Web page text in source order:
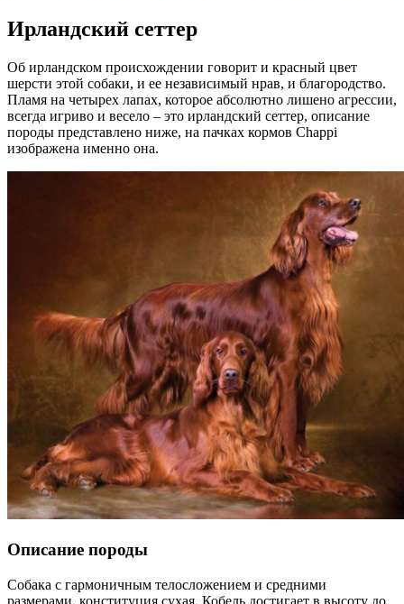
Ирландский сеттер
Об ирландском происхождении говорит и красный цвет
шерсти этой собаки, и ее независимый нрав, и благородство.
Пламя на четырех лапах, которое абсолютно лишено агрессии,
всегда игриво и весело – это ирландский сеттер, описание
породы представлено ниже, на пачках кормов Chappi
изображена именно она.
Описание породы
Собака с гармоничным телосложением и средними
размерами, конституция сухая. Кобель достигает в высоту до